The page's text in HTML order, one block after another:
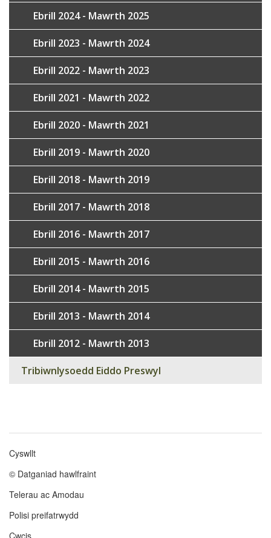
Ebrill 2024 - Mawrth 2025
Ebrill 2023 - Mawrth 2024
Ebrill 2022 - Mawrth 2023
Ebrill 2021 - Mawrth 2022
Ebrill 2020 - Mawrth 2021
Ebrill 2019 - Mawrth 2020
Ebrill 2018 - Mawrth 2019
Ebrill 2017 - Mawrth 2018
Ebrill 2016 - Mawrth 2017
Ebrill 2015 - Mawrth 2016
Ebrill 2014 - Mawrth 2015
Ebrill 2013 - Mawrth 2014
Ebrill 2012 - Mawrth 2013
Tribiwnlysoedd Eiddo Preswyl
Footer
menu
Cyswllt
© Datganiad hawlfraint
Telerau ac Amodau
Polisi preifatrwydd
Cwcis